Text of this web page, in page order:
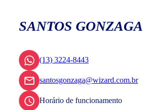
SANTOS GONZAGA
(13) 3224-8443
santosgonzaga@wizard.com.br
Horário de funcionamento